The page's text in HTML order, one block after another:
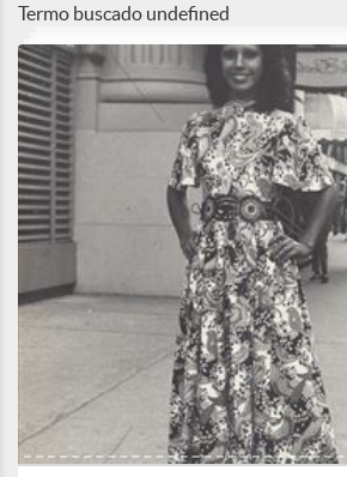
Termo buscado undefined